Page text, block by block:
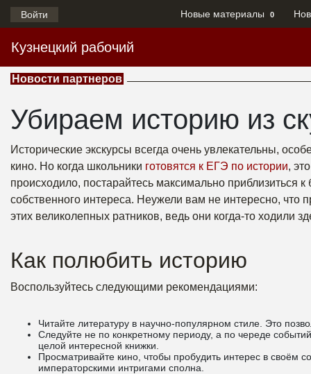
Войти Новые материалы 0
Кузнецкий рабочий
Новости партнеров
Убираем историю из
Исторические экскурсы всегда очень увлекательны,
кино. Но когда школьники готовятся к ЕГЭ по истории,
происходило, постарайтесь максимально приблизиться
собственного интереса. Неужели вам не интересно, что
этих великолепных ратников, ведь они когда-то ходили
Как полюбить историю
Воспользуйтесь следующими рекомендациями:
Читайте литературу в научно-популярном стиле. Это
Следуйте не по конкретному периоду, а по череде
целой интересной книжки.
Просматривайте кино, чтобы пробудить интерес в
императорскими интригами сполна.